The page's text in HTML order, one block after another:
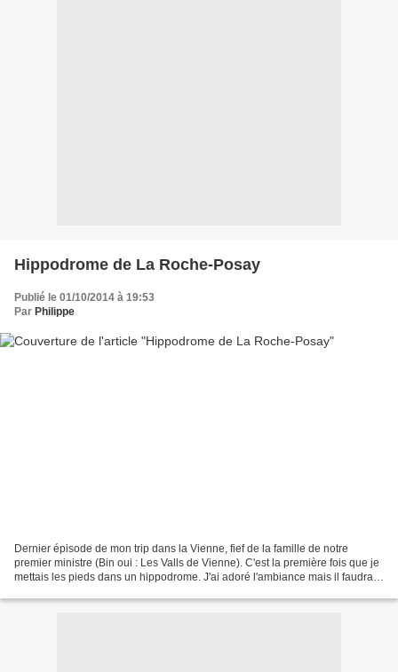
Hippodrome de La Roche-Posay
Publié le 01/10/2014 à 19:53
Par Philippe
Dernier épisode de mon trip dans la Vienne, fief de la famille de notre
premier ministre (Bin oui : Les Valls de Vienne). C'est la première fois que je
mettais les pieds dans un hippodrome. J'ai adoré l'ambiance mais il faudra